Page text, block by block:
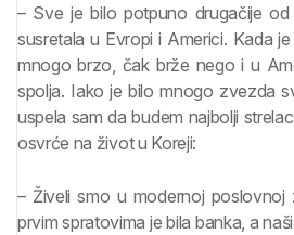
– Sve je bilo potpuno drugačije
susretala u Evropi i Americi. Kada
mnogo brzo, čak brže nego i u
spolja. Iako je bilo mnogo zvezda
uspela sam da budem najbolji
osvrće na život u Koreji:
– Živeli smo u modernoj poslovnoj
prvim spratovima je bila banka, a